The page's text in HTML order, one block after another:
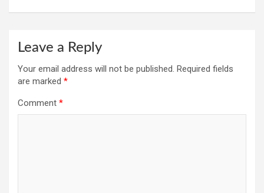
Leave a Reply
Your email address will not be published. Required fields
are marked *
Comment *